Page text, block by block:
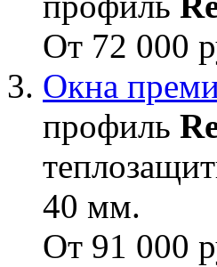
От 72 000
Окна
профиль
40 мм.
От 91 000